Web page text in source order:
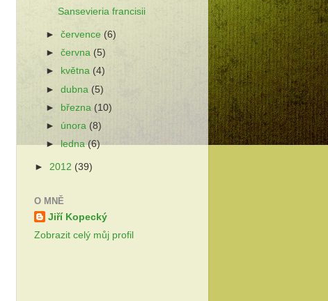
Sansevieria francisii
►července (6)
►června(5)
►
května(4)
►dubna (5)
► března(10)
► února (8)
►ledna(6)
► 2012 (39)
O MNĚ
Jiří Kopecký
Zobrazit celý můj profil